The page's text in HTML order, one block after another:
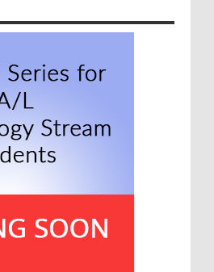
lot asiru. very good article
see this kind of productive
Nicely done people.
batch.
Festival 2016 Highlights